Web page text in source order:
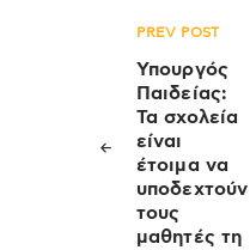
Πλοήγηση
άρθρων
PREV POST
Υπουργός
Παιδείας:
Τα σχολεία
είναι
έτοιμα να
υποδεχτούν
τους
μαθητές τη